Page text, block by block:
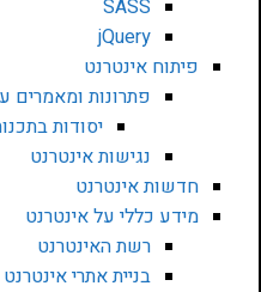
SASS
jQuery
פיתוח אינטרנט
פתרונות ומאמרים
יסודות
נגישות אינטרנט
חדשות אינטרנט
מידע כללי על אינטרנט
רשת האינטרנט
בניית אתרי אינטרנט